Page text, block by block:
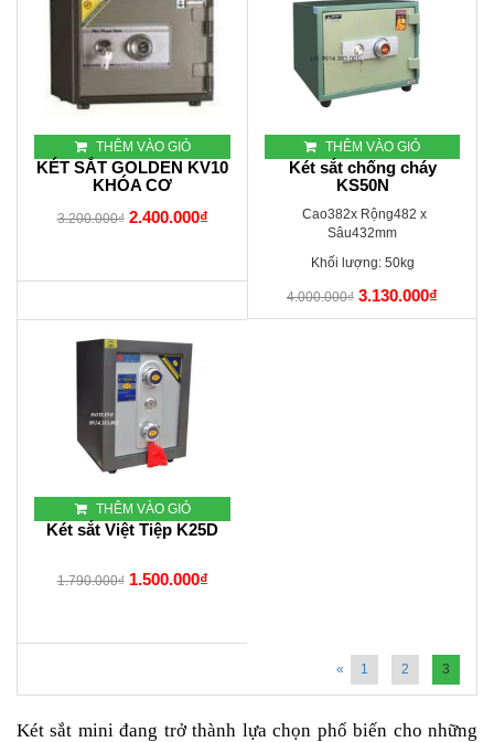
THÊM VÀO GIỎ
KÉT SẮT GOLDEN KV10
KHÓA CƠ
3.200.000₫ 2.400.000₫
THÊM VÀO GIỎ
Két sắt chống cháy
KS50N
Cao382x Rộng482 x
Sâu432mm
Khối lượng: 50kg
4.000.000₫ 3.130.000₫
THÊM VÀO GIỎ
Két sắt Việt Tiệp K25D
1.790.000₫ 1.500.000₫
« 1 2 3
Két sắt mini đang trở thành lựa chọn phổ biến cho những